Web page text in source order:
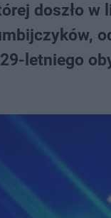
doszło w
letniego